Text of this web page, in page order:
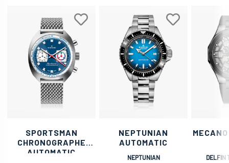
SPORTSMAN
CHRONOGRAPHE
AUTOMATIC
NEPTUNIAN
AUTOMATIC
NEPTUNIAN DELFIN